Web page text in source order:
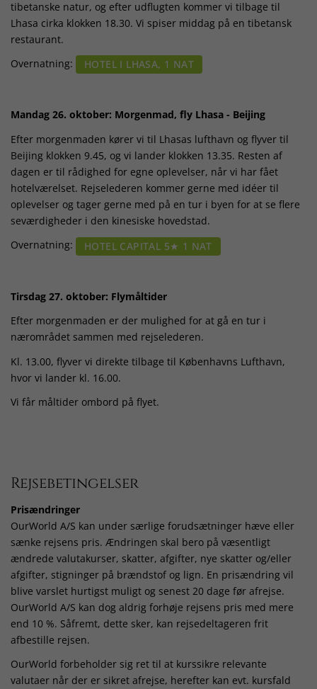
tibetanske natur, og efter udflugten kommer vi tilbage til
Lhasa cirka klokken 18.30. Vi spiser middag på en tibetansk
restaurant.
Overnatning:
HOTEL I LHASA, 1 NAT
Mandag 26. oktober: Morgenmad, fly Lhasa - Beijing
Efter morgenmaden kører vi til Lhasas lufthavn og flyver til
Beijing klokken 9.45, og vi lander klokken 13.35. Resten af
dagen er til rådighed for egne oplevelser, når vi har fået
hotelværelset. Rejselederen kommer gerne med idéer til
oplevelser og tager gerne med på en tur i byen for at se flere
seværdigheder i den kinesiske hovedstad.
Overnatning:
HOTEL CAPITAL 5★ 1 NAT
Tirsdag 27. oktober: Flymåltider
Efter morgenmaden er der mulighed for at gå en tur i
nærområdet sammen med rejselederen.
Kl. 13.00, flyver vi direkte tilbage til Københavns Lufthavn,
hvor vi lander kl. 16.00.
Vi får måltider ombord på flyet.
Rejsebetingelser
Prisændringer
OurWorld A/S kan under særlige forudsætninger hæve eller
sænke rejsens pris. Ændringen skal bero på væsentligt
ændrede valutakurser, skatter, afgifter, nye skatter og/eller
afgifter, stigninger på brændstof og lign. En prisændring vil
blive varslet hurtigst muligt og senest 20 dage før afrejse.
OurWorld A/S kan dog aldrig forhøje rejsens pris med mere
end 10 %. Såfremt, dette sker, kan rejsedeltageren frit
afbestille rejsen.
OurWorld forbeholder sig ret til at kurssikre relevante
valutaer når der er sikret afrejse, herefter kan evt. kursfald